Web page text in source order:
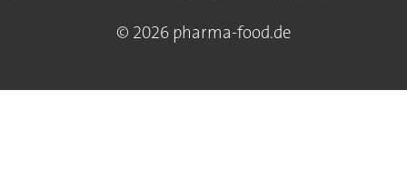
© 2026 pharma-food.de